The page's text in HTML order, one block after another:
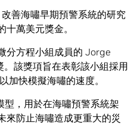
善海嘯早期預警系統的研究
萬美元獎金。
分方程小組成員的 Jorge
該獎項旨在表彰該小組採用
加快模擬海嘯的速度。
型，用於在海嘯預警系統架
來防止海嘯造成更重大的災